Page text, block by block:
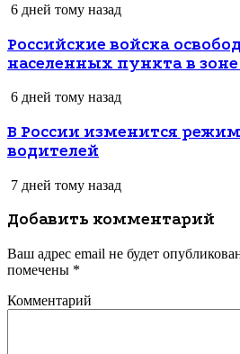
6 дней тому назад
Российские войска
населенных пункта в
6 дней тому назад
В России изменится
водителей
7 дней тому назад
Добавить комментарий
Ваш адрес email не будет
помечены *
Комментарий